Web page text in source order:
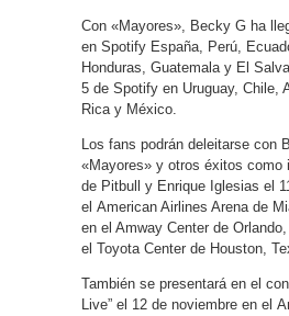
Con «Mayores», Becky G ha
en Spotify España, Perú,
Honduras, Guatemala y El
5 de Spotify en Uruguay, Chile,
Rica y México.
Los fans podrán deleitarse con
«Mayores» y otros éxitos como
de Pitbull y Enrique Iglesias el
el American Airlines Arena de
en el Amway Center de
el Toyota Center de Houston,
También se presentará en el
Live” el 12 de noviembre en el